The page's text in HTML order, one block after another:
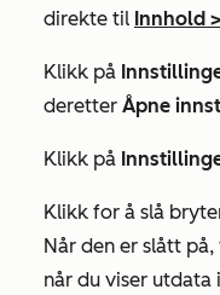
direkte til Innhold >
Klikk på
deretter Åpne
Klikk på
Klikk for å slå
Når den er slått
når du viser utdata